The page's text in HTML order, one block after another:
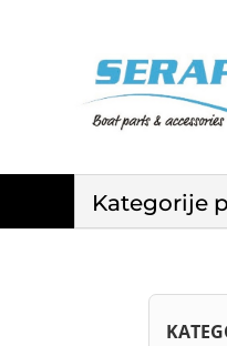
Kategorije